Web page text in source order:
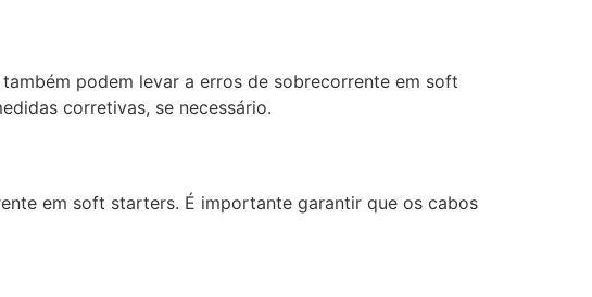
podem levar a erros de sobrecorrente em soft
corretivas, se necessário.
em soft starters. É importante garantir que os cabos